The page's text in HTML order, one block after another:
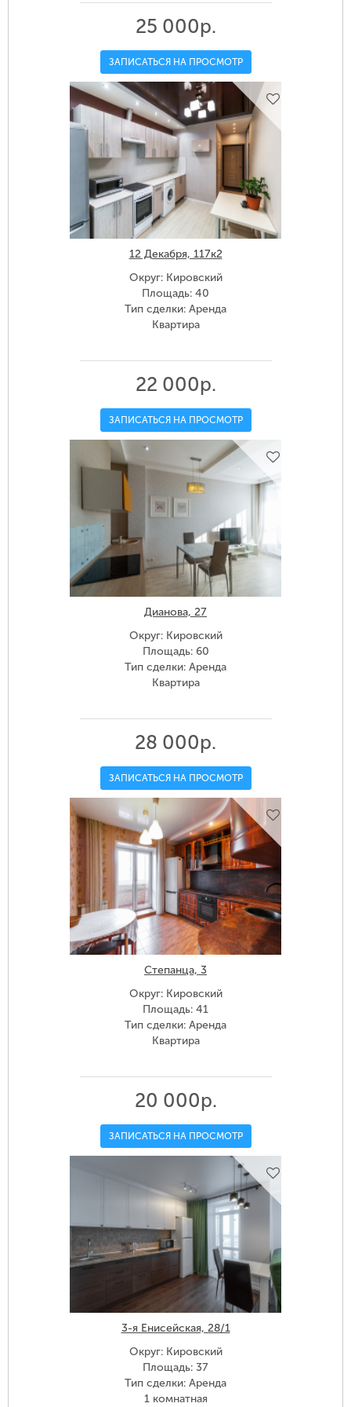
25 000р.
ЗАПИСАТЬСЯ НА ПРОСМОТР
12 Декабря, 117к2
Округ: Кировский
Площадь: 40
Тип сделки: Аренда
Квартира
22 000р.
ЗАПИСАТЬСЯ НА ПРОСМОТР
Дианова, 27
Округ: Кировский
Площадь: 60
Тип сделки: Аренда
Квартира
28 000р.
ЗАПИСАТЬСЯ НА ПРОСМОТР
Степанца, 3
Округ: Кировский
Площадь: 41
Тип сделки: Аренда
Квартира
20 000р.
ЗАПИСАТЬСЯ НА ПРОСМОТР
3-я Енисейская, 28/1
Округ: Кировский
Площадь: 37
Тип сделки: Аренда
1 комнатная